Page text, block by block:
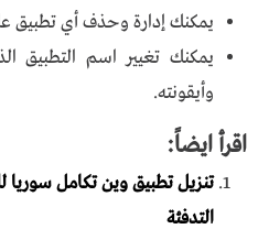
يمكنك إدارة وحذف أي تطبيق
يمكنك تغيير اسم التطبيق
وأيقونته.
اقرأ ايضاً:
تنزيل تطبيق وين تكامل سوريا
التدفئة